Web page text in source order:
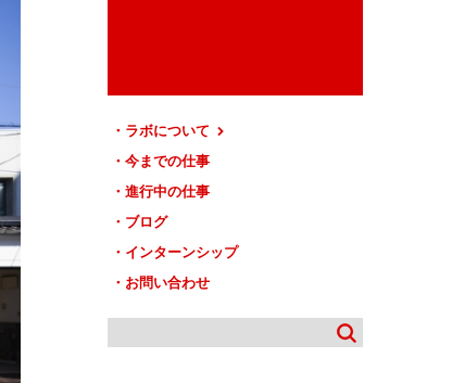
ラボについて
今までの仕事
進行中の仕事
ブログ
インターンシップ
お問い合わせ